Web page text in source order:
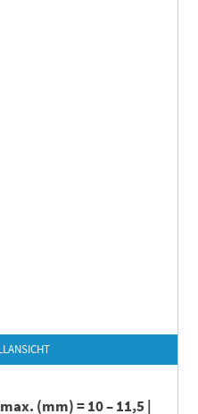
(mm) = 10 – 11,5 |